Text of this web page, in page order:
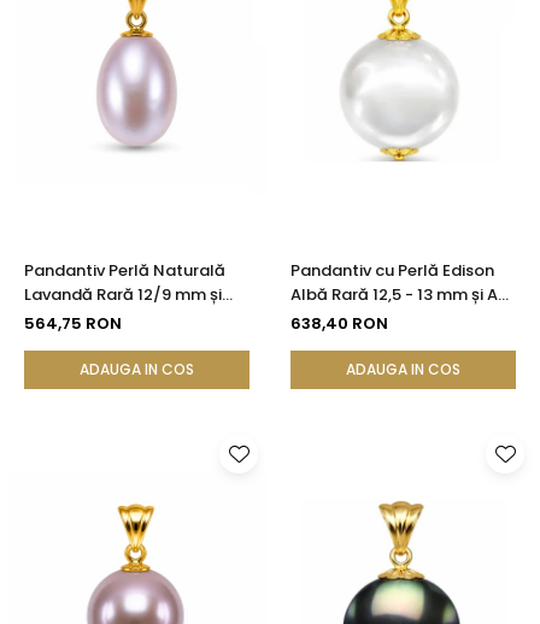
Pandantiv Perlă Naturală
Lavandă Rară 12/9 mm și
Aur Galben 14K (aur 585) |
564,75 RON
ADAUGA IN COS
Pandantiv cu Perlă Edison
Albă Rară 12,5 - 13 mm și Aur
Galben 14K (aur 585) |
638,40 RON
ADAUGA IN COS